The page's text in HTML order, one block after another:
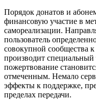
Порядок донатов и
финансовую участие в
самореализации.
пользователь
совокупной сообщества
производит
пожертвование
отмеченным. Немало
эффекты к поддержке,
пределах передачи.